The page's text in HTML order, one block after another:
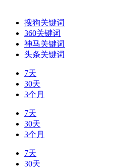
搜狗关键词
360关键词
神马关键词
头条关键词
7天
30天
3个月
7天
30天
3个月
7天
30天